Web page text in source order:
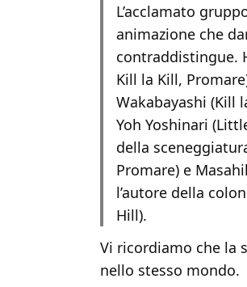
L’acclamato
animazione che
contraddistingue.
Kill la Kill,
Wakabayashi (Kill
Yoh Yoshinari
della
Promare) e
l’autore della
Hill).
Vi ricordiamo che la
nello stesso mondo.